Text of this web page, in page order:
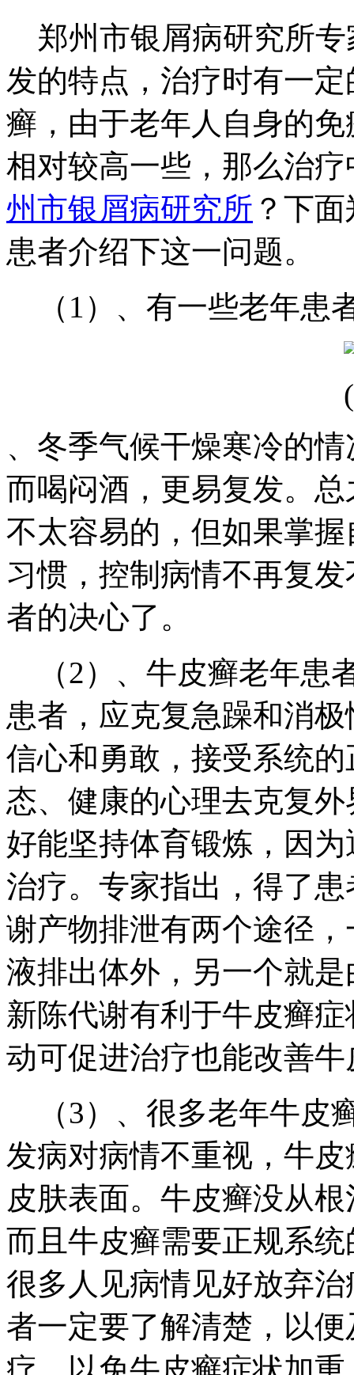
郑州市银屑病研究所专
发的特点，治疗时有一
癣，由于老年人自身的
相对较高一些，那么治
州市银屑病研究所 ？下
患者介绍下这一问题。
（1）、有一些老年患
、冬季气候干燥寒冷的
而喝闷酒，更易复发。
不太容易的，但如果掌
习惯，控制病情不再复
者的决心了。
（2）、牛皮癣老年患
患者，应克复急躁和消
信心和勇敢，接受系统
态、健康的心理去克复
好能坚持体育锻炼，因
治疗。专家指出，得了
谢产物排泄有两个途径
液排出体外，另一个就
新陈代谢有利于牛皮癣
动可促进治疗也能改善
（3）、很多老年牛皮
发病对病情不重视，牛
皮肤表面。牛皮癣没从
而且牛皮癣需要正规系
很多人见病情见好放弃
者一定要了解清楚，以